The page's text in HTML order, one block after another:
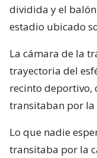
dividida y el
estadio ubicado
La cámara de la
trayectoria del
recinto deportivo,
transitaban por la
Lo que nadie
transitaba por la